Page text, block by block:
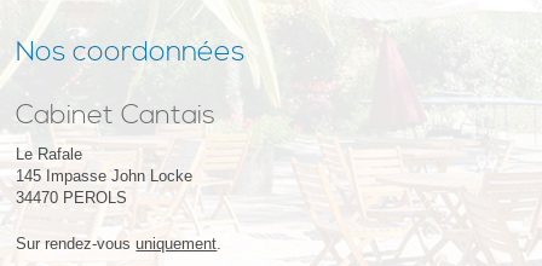
Nos coordonnées
Cabinet Cantais
Le Rafale
145 Impasse John Locke
34470 PEROLS
Sur rendez-vousuniquement.